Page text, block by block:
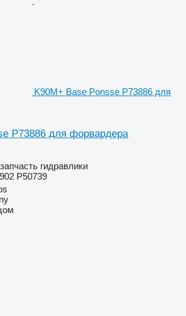
K90M+ Base Ponsse P73886 для
P73886 для форвардера
гидравлики
P50739